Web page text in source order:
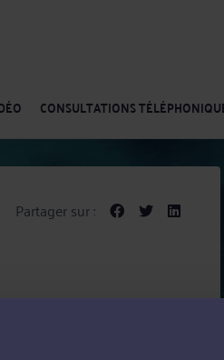
CONSULTATIONS
Partager sur :